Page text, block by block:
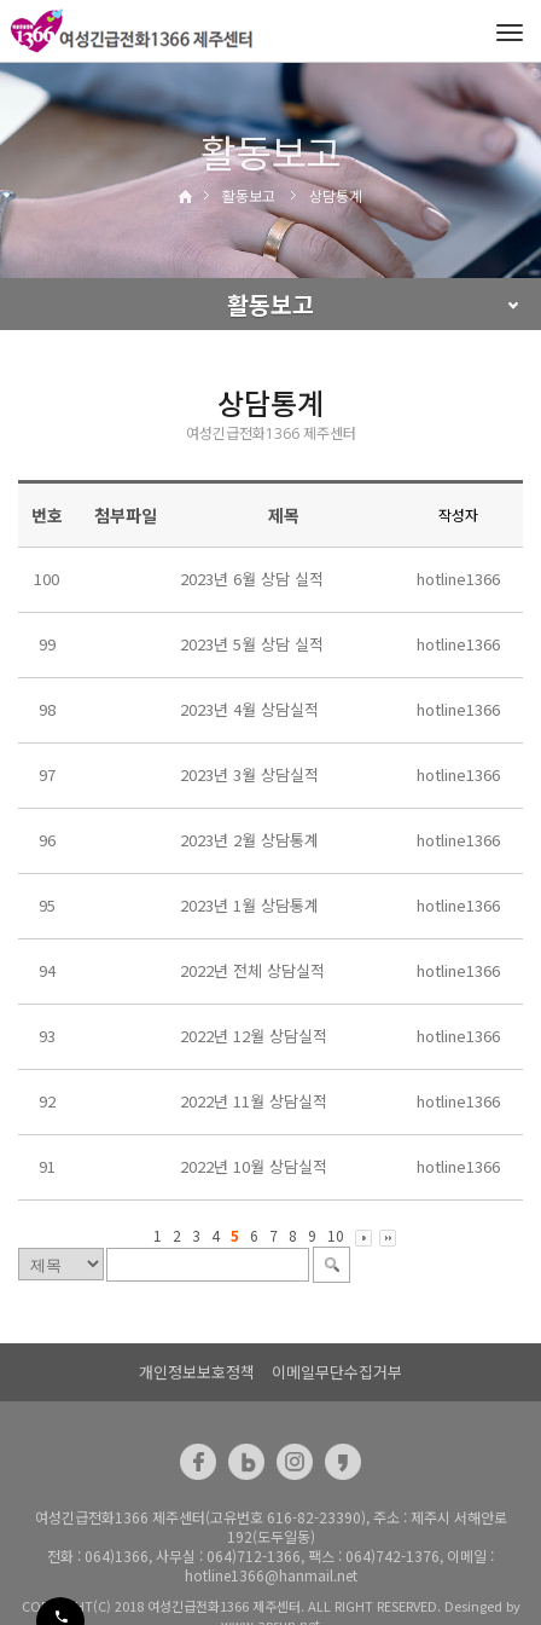
활동보고
활동보고 상담통계
활동보고
상담통계
여성긴급전화1366 제주센터
번호 첨부파일 제목 작성자
100 2023년 6월 상담 실적 hotline1366
99 2023년 5월 상담 실적 hotline1366
98 2023년 4월 상담실적 hotline1366
97 2023년 3월 상담실적 hotline1366
96 2023년 2월 상담통계 hotline1366
95 2023년 1월 상담통계 hotline1366
94 2022년 전체 상담실적 hotline1366
93 2022년 12월 상담실적 hotline1366
92 2022년 11월 상담실적 hotline1366
91 2022년 10월 상담실적 hotline1366
1 2 3 4 5 6 7 8 9 10
개인정보보호정책 이메일무단수집거부
여성긴급전화1366 제주센터(고유번호 616-82-23390), 주소 : 제주시 서해안로
192(도두일동)
전화 : 064)1366, 사무실 : 064)712-1366, 팩스 : 064)742-1376, 이메일 :
hotline1366@hanmail.net
COPYRIGHT(C) 2018 여성긴급전화1366 제주센터. ALL RIGHT RESERVED. Desinged by